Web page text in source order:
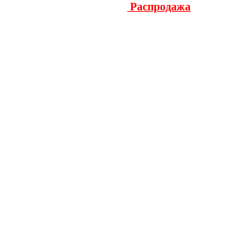
Распродажа